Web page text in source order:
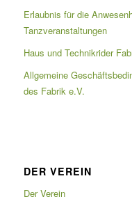
Erlaubnis für die
Tanzveranstaltungen
Haus und Technikrider
Allgemeine
des Fabrik e.V.
DER VEREIN
Der Verein